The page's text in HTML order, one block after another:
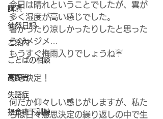
講演
徒然日記
ご案内
ことばの相談
高齢者
失語症
摂食嚥下訓練
今日は晴れということでしたが、雲が
多く湿度が高い感じでした。
暑かったり涼しかったりしたと思った
らジメジメ…
もうすぐ梅雨入りでしょうね☔
意思決定！
何だか仰々しい感じがしますが、私た
ちは日々意思決定の繰り返しの中で生